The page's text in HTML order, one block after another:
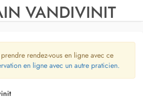
VANDIVINIT
rendez-vous en ligne avec ce
en ligne avec un autre praticien.